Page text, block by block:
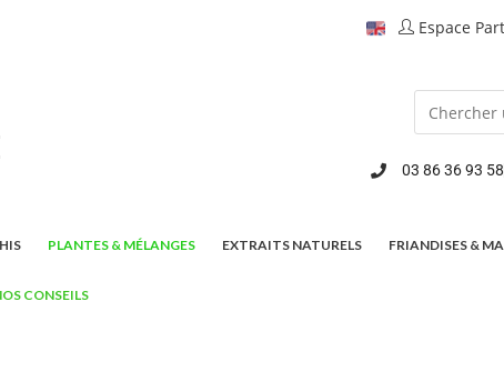
Espace
03 86 36 93 58
PLANTES & MÉLANGES EXTRAITS NATURELS FRIANDISES &
CONSEILS